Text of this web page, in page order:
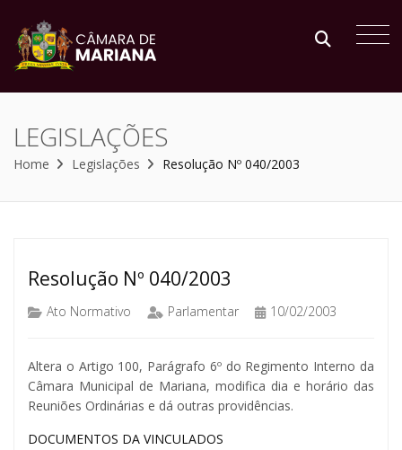
LEGISLAÇÕES
Home Legislações Resolução Nº 040/2003
Resolução Nº 040/2003
Ato Normativo Parlamentar 10/02/2003
Altera o Artigo 100, Parágrafo 6º do Regimento Interno da
Câmara Municipal de Mariana, modifica dia e horário das
Reuniões Ordinárias e dá outras providências.
DOCUMENTOS DA VINCULADOS